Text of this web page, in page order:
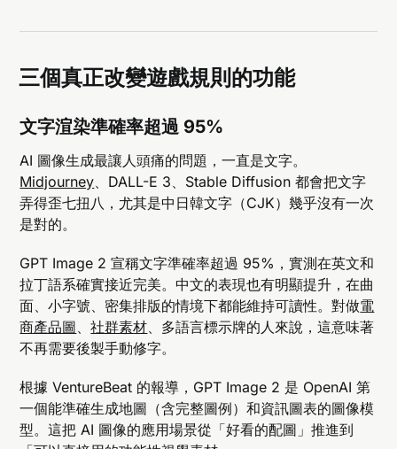
三個真正改變遊戲規則的功能
文字渲染準確率超過 95%
AI 圖像生成最讓人頭痛的問題，一直是文字。
Midjourney、DALL-E 3、Stable Diffusion 都會把文字
弄得歪七扭八，尤其是中日韓文字（CJK）幾乎沒有一次
是對的。
GPT Image 2 宣稱文字準確率超過 95%，實測在英文和
拉丁語系確實接近完美。中文的表現也有明顯提升，在曲
面、小字號、密集排版的情境下都能維持可讀性。對做電
商產品圖、社群素材、多語言標示牌的人來說，這意味著
不再需要後製手動修字。
根據 VentureBeat 的報導，GPT Image 2 是 OpenAI 第
一個能準確生成地圖（含完整圖例）和資訊圖表的圖像模
型。這把 AI 圖像的應用場景從「好看的配圖」推進到